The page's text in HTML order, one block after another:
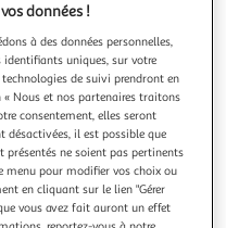
Translucide
données !
à des données personnelles,
identifiants uniques, sur votre
technologies de suivi prendront en
Nous et nos partenaires traitons
consentement, elles seront
désactivées, il est possible que
présentés ne soient pas pertinents
menu pour modifier vos choix ou
en cliquant sur le lien "Gérer
vous avez fait auront un effet